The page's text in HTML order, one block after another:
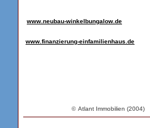
www.neubau-winkelbungalow.de
www.finanzierung-einfamilienhaus.de
© Atlant Immobilien (2004)